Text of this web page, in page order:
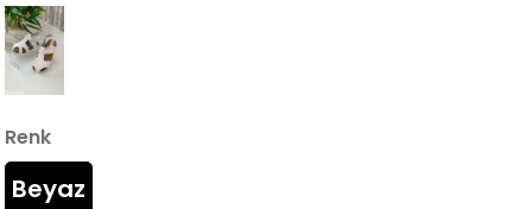
Renk
Beyaz